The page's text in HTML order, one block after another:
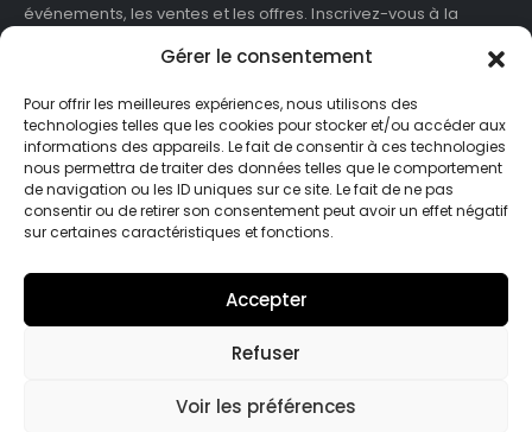
Gérer le consentement
Pour offrir les meilleures expériences, nous utilisons des
technologies telles que les cookies pour stocker et/ou accéder aux
informations des appareils. Le fait de consentir à ces technologies
nous permettra de traiter des données telles que le comportement
de navigation ou les ID uniques sur ce site. Le fait de ne pas
consentir ou de retirer son consentement peut avoir un effet négatif
sur certaines caractéristiques et fonctions.
Accepter
Refuser
Voir les préférences
événements, les ventes et les offres. Inscrivez-vous à la
J'accepte de recevoir des newsletters et des informations
marketing de ASB France.